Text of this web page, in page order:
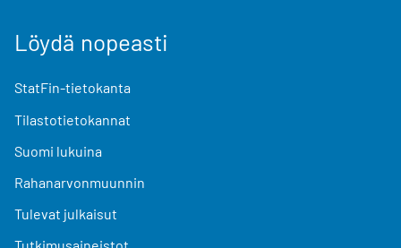
Löydä nopeasti
StatFin-tietokanta
Tilastotietokannat
Suomi lukuina
Rahanarvonmuunnin
Tulevat julkaisut